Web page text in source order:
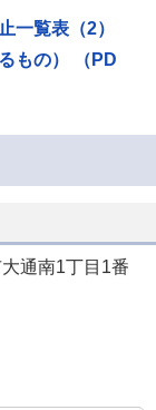
一覧表（2）
もの） （PD
通南1丁目1番